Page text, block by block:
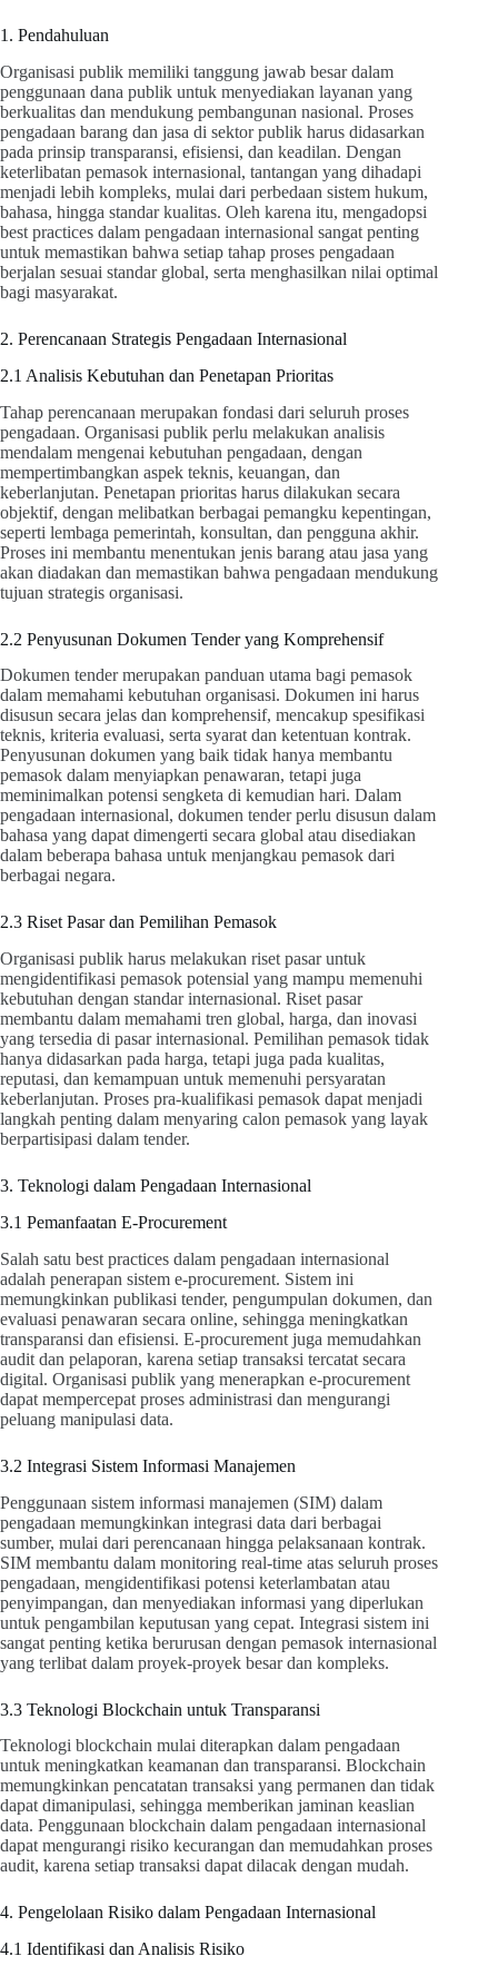
1. Pendahuluan
Organisasi publik memiliki tanggung jawab besar dalam
penggunaan dana publik untuk menyediakan layanan yang
berkualitas dan mendukung pembangunan nasional. Proses
pengadaan barang dan jasa di sektor publik harus didasarkan
pada prinsip transparansi, efisiensi, dan keadilan. Dengan
keterlibatan pemasok internasional, tantangan yang dihadapi
menjadi lebih kompleks, mulai dari perbedaan sistem hukum,
bahasa, hingga standar kualitas. Oleh karena itu, mengadopsi
best practices dalam pengadaan internasional sangat penting
untuk memastikan bahwa setiap tahap proses pengadaan
berjalan sesuai standar global, serta menghasilkan nilai optimal
bagi masyarakat.
2. Perencanaan Strategis Pengadaan Internasional
2.1 Analisis Kebutuhan dan Penetapan Prioritas
Tahap perencanaan merupakan fondasi dari seluruh proses
pengadaan. Organisasi publik perlu melakukan analisis
mendalam mengenai kebutuhan pengadaan, dengan
mempertimbangkan aspek teknis, keuangan, dan
keberlanjutan. Penetapan prioritas harus dilakukan secara
objektif, dengan melibatkan berbagai pemangku kepentingan,
seperti lembaga pemerintah, konsultan, dan pengguna akhir.
Proses ini membantu menentukan jenis barang atau jasa yang
akan diadakan dan memastikan bahwa pengadaan mendukung
tujuan strategis organisasi.
2.2 Penyusunan Dokumen Tender yang Komprehensif
Dokumen tender merupakan panduan utama bagi pemasok
dalam memahami kebutuhan organisasi. Dokumen ini harus
disusun secara jelas dan komprehensif, mencakup spesifikasi
teknis, kriteria evaluasi, serta syarat dan ketentuan kontrak.
Penyusunan dokumen yang baik tidak hanya membantu
pemasok dalam menyiapkan penawaran, tetapi juga
meminimalkan potensi sengketa di kemudian hari. Dalam
pengadaan internasional, dokumen tender perlu disusun dalam
bahasa yang dapat dimengerti secara global atau disediakan
dalam beberapa bahasa untuk menjangkau pemasok dari
berbagai negara.
2.3 Riset Pasar dan Pemilihan Pemasok
Organisasi publik harus melakukan riset pasar untuk
mengidentifikasi pemasok potensial yang mampu memenuhi
kebutuhan dengan standar internasional. Riset pasar
membantu dalam memahami tren global, harga, dan inovasi
yang tersedia di pasar internasional. Pemilihan pemasok tidak
hanya didasarkan pada harga, tetapi juga pada kualitas,
reputasi, dan kemampuan untuk memenuhi persyaratan
keberlanjutan. Proses pra-kualifikasi pemasok dapat menjadi
langkah penting dalam menyaring calon pemasok yang layak
berpartisipasi dalam tender.
3. Teknologi dalam Pengadaan Internasional
3.1 Pemanfaatan E-Procurement
Salah satu best practices dalam pengadaan internasional
adalah penerapan sistem e-procurement. Sistem ini
memungkinkan publikasi tender, pengumpulan dokumen, dan
evaluasi penawaran secara online, sehingga meningkatkan
transparansi dan efisiensi. E-procurement juga memudahkan
audit dan pelaporan, karena setiap transaksi tercatat secara
digital. Organisasi publik yang menerapkan e-procurement
dapat mempercepat proses administrasi dan mengurangi
peluang manipulasi data.
3.2 Integrasi Sistem Informasi Manajemen
Penggunaan sistem informasi manajemen (SIM) dalam
pengadaan memungkinkan integrasi data dari berbagai
sumber, mulai dari perencanaan hingga pelaksanaan kontrak.
SIM membantu dalam monitoring real-time atas seluruh proses
pengadaan, mengidentifikasi potensi keterlambatan atau
penyimpangan, dan menyediakan informasi yang diperlukan
untuk pengambilan keputusan yang cepat. Integrasi sistem ini
sangat penting ketika berurusan dengan pemasok internasional
yang terlibat dalam proyek-proyek besar dan kompleks.
3.3 Teknologi Blockchain untuk Transparansi
Teknologi blockchain mulai diterapkan dalam pengadaan
untuk meningkatkan keamanan dan transparansi. Blockchain
memungkinkan pencatatan transaksi yang permanen dan tidak
dapat dimanipulasi, sehingga memberikan jaminan keaslian
data. Penggunaan blockchain dalam pengadaan internasional
dapat mengurangi risiko kecurangan dan memudahkan proses
audit, karena setiap transaksi dapat dilacak dengan mudah.
4. Pengelolaan Risiko dalam Pengadaan Internasional
4.1 Identifikasi dan Analisis Risiko